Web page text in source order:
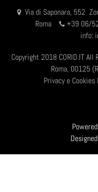
Via di Saponara, 552
Roma
+39 06/
info:
Copyright 2018 CORID.IT All
Roma, 00125
Privacy e Cookies